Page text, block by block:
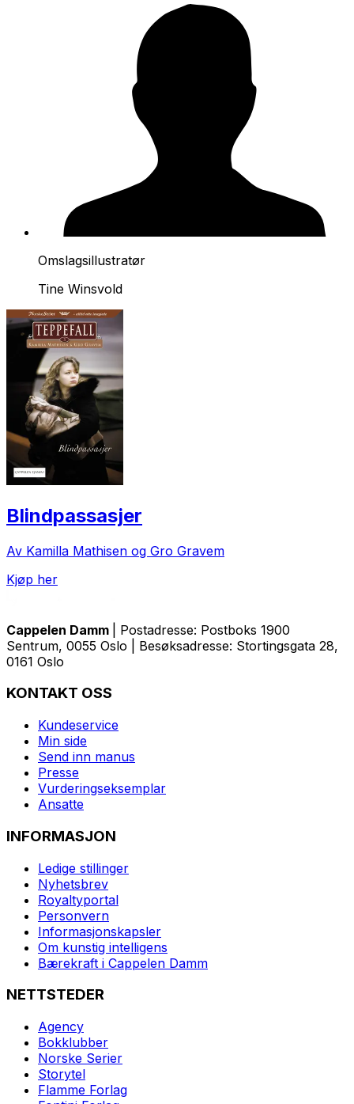
Omslagsillustratør
Tine Winsvold
Blindpassasjer
Av Kamilla Mathisen og Gro Gravem
Kjøp her
Cappelen Damm
| Postadresse: Postboks 1900
Sentrum, 0055 Oslo | Besøksadresse: Stortingsgata 28,
0161 Oslo
KONTAKT OSS
Kundeservice
Min side
Send inn manus
Presse
Vurderingseksemplar
Ansatte
INFORMASJON
Ledige stillinger
Nyhetsbrev
Royaltyportal
Personvern
Informasjonskapsler
Om kunstig intelligens
Bærekraft i Cappelen Damm
NETTSTEDER
Agency
Bokklubber
Norske Serier
Storytel
Flamme Forlag